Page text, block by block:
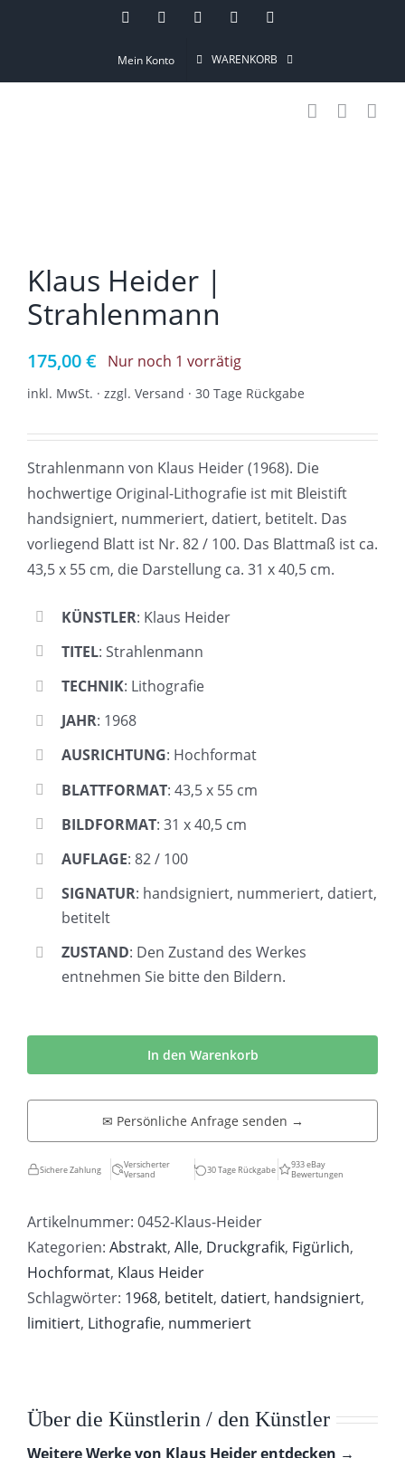
InstagramPinterestFacebookYouTube
Mein Konto WARENKORB
Klaus Heider |
Strahlenmann
175,00€ Nur noch 1 vorrätig
inkl. MwSt. · zzgl. Versand · 30 Tage Rückgabe
Strahlenmann von Klaus Heider (1968). Die
hochwertige Original-Lithografie ist mit Bleistift
handsigniert, nummeriert, datiert, betitelt. Das
vorliegend Blatt ist Nr. 82 / 100. Das Blattmaß ist ca.
43,5 x 55 cm, die Darstellung ca. 31 x 40,5 cm.
KÜNSTLER: Klaus Heider
TITEL: Strahlenmann
TECHNIK: Lithografie
JAHR: 1968
AUSRICHTUNG: Hochformat
BLATTFORMAT: 43,5 x 55 cm
BILDFORMAT: 31 x 40,5 cm
AUFLAGE: 82 / 100
SIGNATUR: handsigniert, nummeriert, datiert,
betitelt
ZUSTAND: Den Zustand des Werkes
entnehmen Sie bitte den Bildern.
|
Strahlenmann
Menge
In den Warenkorb
✉ Persönliche Anfrage senden →
Sichere Zahlung
Versicherter
Versand
30 Tage Rückgabe
933 eBay
Bewertungen
Artikelnummer: 0452-Klaus-Heider
Kategorien: Abstrakt, Alle, Druckgrafik, Figürlich,
Hochformat, Klaus Heider
Schlagwörter: 1968, betitelt, datiert, handsigniert,
limitiert, Lithografie, nummeriert
Über die Künstlerin / den Künstler
Weitere Werke von Klaus Heider entdecken →